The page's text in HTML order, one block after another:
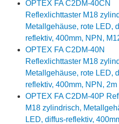
OPTEX FA C2DM-40CN
Reflexlichttaster M18
Metallgehäuse, rote LED,
reflektiv, 400mm, NPN,
OPTEX FA C2DM-40N
Reflexlichttaster M18
Metallgehäuse, rote LED,
reflektiv, 400mm, NPN, 2m
OPTEX FA C2DM-40P
M18 zylindrisch,
LED, diffus-reflektiv,